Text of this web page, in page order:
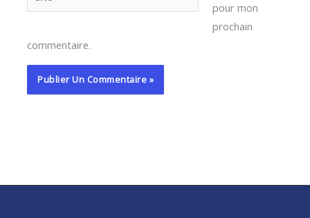
pour mon
prochain
commentaire.